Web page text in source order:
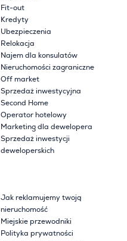
Fit-out
Kredyty
Ubezpieczenia
Relokacja
Najem dla konsulatów
Nieruchomości zagraniczne
Off market
Sprzedaż inwestycyjna
Second Home
Operator hotelowy
Marketing dla dewelopera
Sprzedaż inwestycji
deweloperskich
Jak reklamujemy twoją
nieruchomość
Miejskie przewodniki
Polityka prywatności